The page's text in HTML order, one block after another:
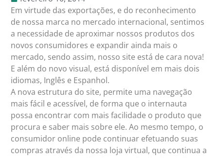
Em virtude das exportações, e do reconhecimento
de nossa marca no mercado internacional, sentimos
a necessidade de aproximar nossos produtos dos
novos consumidores e expandir ainda mais o
mercado, sendo assim, nosso site está de cara nova!
E além do novo visual, está disponível em mais dois
idiomas, Inglês e Espanhol.
A nova estrutura do site, permite uma navegação
mais fácil e acessível, de forma que o internauta
possa encontrar com mais facilidade o produto que
procura e saber mais sobre ele. Ao mesmo tempo, o
consumidor online pode continuar efetuando suas
compras através da nossa loja virtual, que continua a